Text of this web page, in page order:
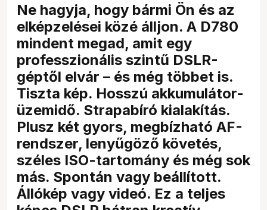
Ne hagyja, hogy bármi Ön és az
elképzelései közé álljon. A D780
mindent megad, amit egy
professzionális szintű DSLR-
géptől elvár – és még többet is.
Tiszta kép. Hosszú akkumulátor-
üzemidő. Strapabíró kialakítás.
Plusz két gyors, megbízható AF-
rendszer, lenyűgöző követés,
széles ISO-tartomány és még sok
más. Spontán vagy beállított.
Állókép vagy videó. Ez a teljes